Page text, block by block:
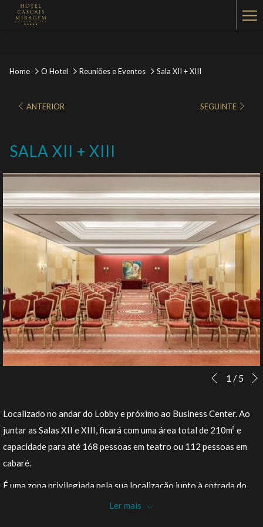
Home O Hotel Reuniões e Eventos Sala XII + XIII
ANTERIOR SEGUINTE
SALA XII + XIII
Botões
controle
da
Ao
nos
links
Anterior
1 / 5
Localizado no andar do Lobby e próximo ao Business Center. Ao
juntar as Salas XII e XIII, ficará com uma área total de 210m² e
capacidade para até 168 pessoas em teatro ou 112 pessoas em
cabaré.
É uma zona privilegiada pela sua localização junto à entrada do
Hotel e de fácil acesso. Por ter uma divisória removível dá a
Ler mais